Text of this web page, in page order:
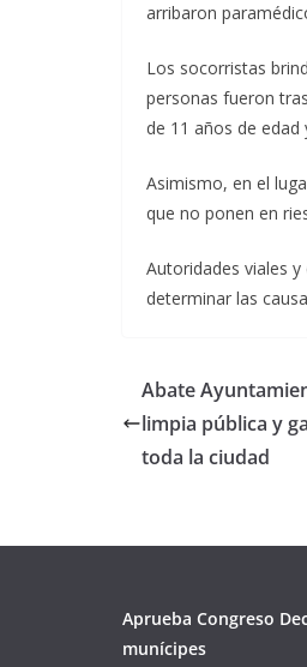
arribaron
Los socorristas
personas fueron
de 11 años de
Asimismo, en el
que no ponen en
Autoridades viales
determinar las
Abate
limpia pública y
toda la ciudad
Aprueba Congreso
munícipes